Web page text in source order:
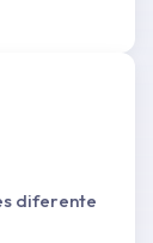
diferente